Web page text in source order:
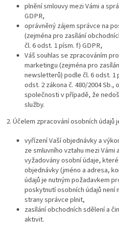
plnění smlouvy mezi Vámi a
GDPR,
oprávněný zájem správce na
(zejména pro zasílání
čl. 6 odst. 1 písm. f) GDPR,
Váš souhlas se zpracováním
marketingu (zejména pro
newsletterů) podle čl. 6 odst. 1
odst. 2 zákona č. 480/2004
společnosti v případě, že
služby.
2. Účelem zpracování osobních údajů
vyřízení Vaší objednávky a
ze smluvního vztahu mezi
vyžadovány osobní údaje,
objednávky (jméno a adresa,
údajů je nutným požadavkem
poskytnutí osobních údajů není
strany správce plnit,
zasílání obchodních sdělení a
aktivit.